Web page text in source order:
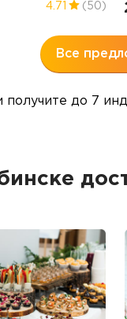
4.71 (50)
Все
получите до 7